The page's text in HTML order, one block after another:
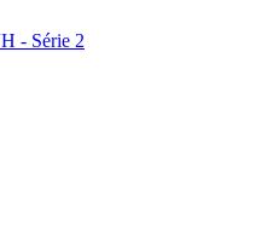
- Série 2